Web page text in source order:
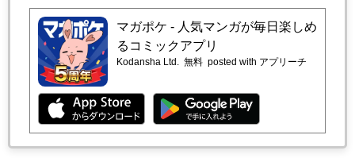
マガポケ - 人気マンガが毎日楽しめ
るコミックアプリ
Kodansha Ltd. 無料 posted with アプリーチ